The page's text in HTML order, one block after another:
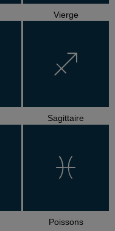
Vierge
Sagittaire
Poissons